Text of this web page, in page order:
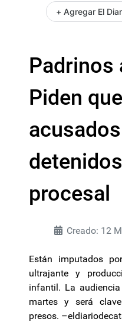
+ Agregar El
Padrinos
Piden
procesal
Creado: 12
Están imputados
ultrajante y
infantil. La
martes y será
presos.